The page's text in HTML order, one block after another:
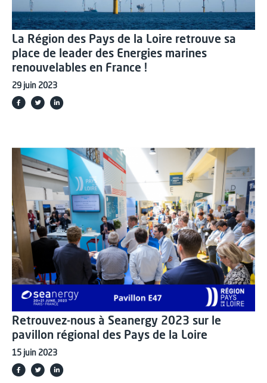
La Région des Pays de la Loire retrouve sa
place de leader des Energies marines
renouvelables en France !
29 juin 2023
Retrouvez-nous à Seanergy 2023 sur le
pavillon régional des Pays de la Loire
15 juin 2023